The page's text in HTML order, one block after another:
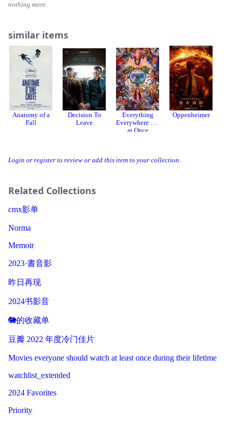
Login or register to review or add this item to your collection.
Related Collections
cmx影单
Norma
Memoir
2023·書音影
昨日再现
2024书影音
🐘的收藏单
豆瓣 2022 年度冷门佳片
Movies everyone should watch at least once during their lifetime
watchlist_extended
2024 Favorites
Priority
nothing more.
similar items
Anatomy of a
Fall
Decision To
Leave
Everything
Everywhere All
at Once
Oppenheimer